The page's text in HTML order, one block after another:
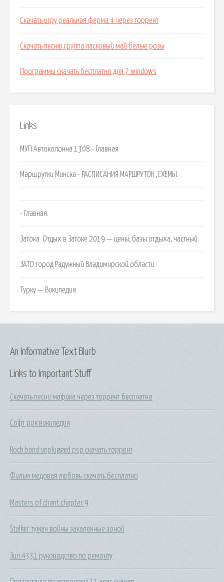
Скачать игру реальная ферма 4 через торрент
Скачать песню группа ласковый май белые розы
Программы скачать бесплатно для 7 windows
Links
МУП Автоколонна 1308 - Главная.
Маршрутки Минска - РАСПИСАНИЯ МАРШРУТОК ,СХЕМЫ.
- Главная.
Затока. Отдых в Затоке 2019 — цены, базы отдыха, частный.
ЗАТО город Радужный Владимирской области.
Турку — Википедия.
Links to Important Stuff
Скачать песни мафика через торрент бесплатно
Софт рок википедия
Rock band unplugged psp скачать торрент
Фильм медовая любовь скачать бесплатно
Masters of chant chapter 9
Stalker туман войны закаленные зоной
Зил 4331 руководство по ремонту
An Informative Text Blurb